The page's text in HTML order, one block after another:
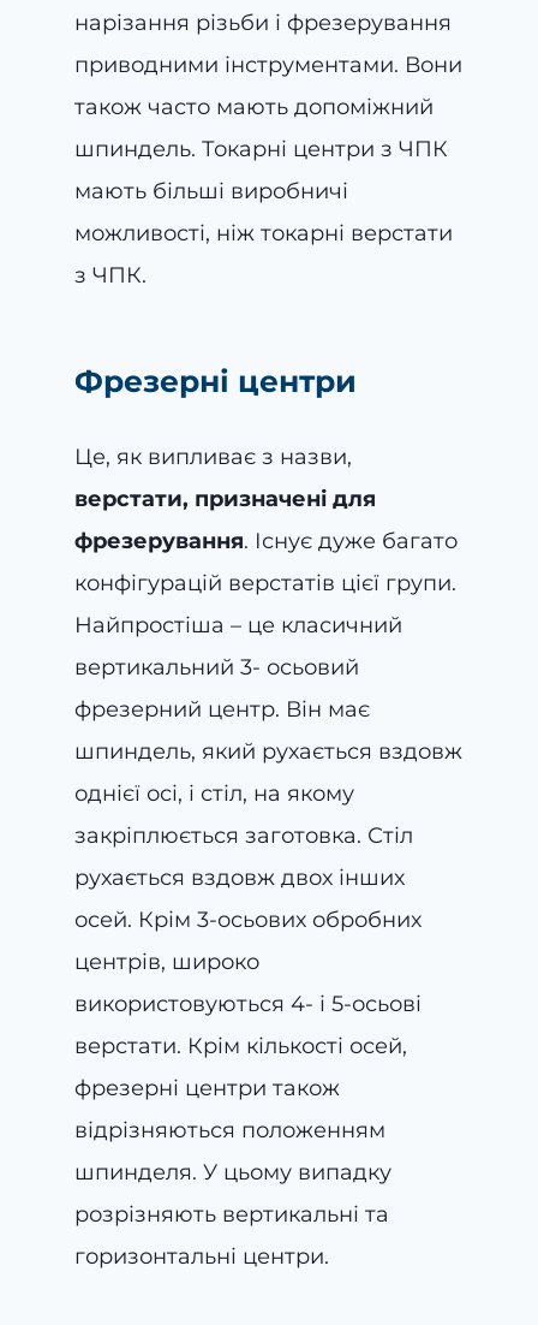
нарізання різьби і фрезерування
приводними інструментами. Вони
також часто мають допоміжний
шпиндель. Токарні центри з ЧПК
мають більші виробничі
можливості, ніж токарні верстати
з ЧПК.
Фрезерні центри
Це, як випливає з назви,
верстати, призначені для
фрезерування. Існує дуже багато
конфігурацій верстатів цієї групи.
Найпростіша – це класичний
вертикальний 3- осьовий
фрезерний центр. Він має
шпиндель, який рухається вздовж
однієї осі, і стіл, на якому
закріплюється заготовка. Стіл
рухається вздовж двох інших
осей. Крім 3-осьових обробних
центрів, широко
використовуються 4- і 5-осьові
верстати. Крім кількості осей,
фрезерні центри також
відрізняються положенням
шпинделя. У цьому випадку
розрізняють вертикальні та
горизонтальні центри.